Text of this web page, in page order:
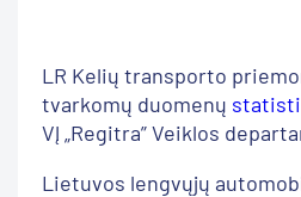
LR Kelių transporto
tvarkomų duomenų
VĮ „Regitra” Veiklos
Lietuvos lengvųjų